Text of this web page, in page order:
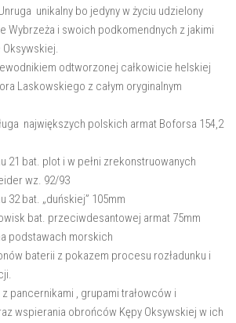
unikalny bo jedyny w życiu udzielony
Wybrzeża i swoich podkomendnych z jakimi
Oksywskiej.
odtworzonej całkowicie helskiej
Laskowskiego z całym oryginalnym
największych polskich armat Boforsa 154,2
21 bat. plot i w pełni zrekonstruowanych
wz. 92/93
32 bat. „duńskiej” 105mm
bat. przeciwdesantowej armat 75mm
podstawach morskich
baterii z pokazem procesu rozładunku i
pancernikami , grupami trałowców i
wspierania obrońców Kępy Oksywskiej w ich